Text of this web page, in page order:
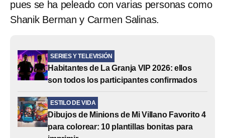
pues se ha peleado con varias personas como
Shanik Berman y Carmen Salinas.
SERIES Y TELEVISIÓN
Habitantes de La Granja VIP 2026: ellos
son todos los participantes confirmados
ESTILO DE VIDA
Dibujos de Minions de Mi Villano Favorito 4
para colorear: 10 plantillas bonitas para